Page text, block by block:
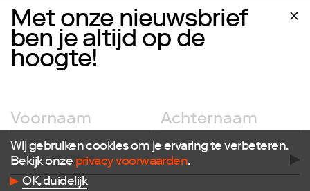
Wij gebruiken cookies om je ervaring te verbeteren.
Bekijk onze privacy voorwaarden.
OK, duidelijk
Volg ons
Facebook
Instagram
Twitter
Met onze nieuwsbrief
ben je altijd op de
hoogte!